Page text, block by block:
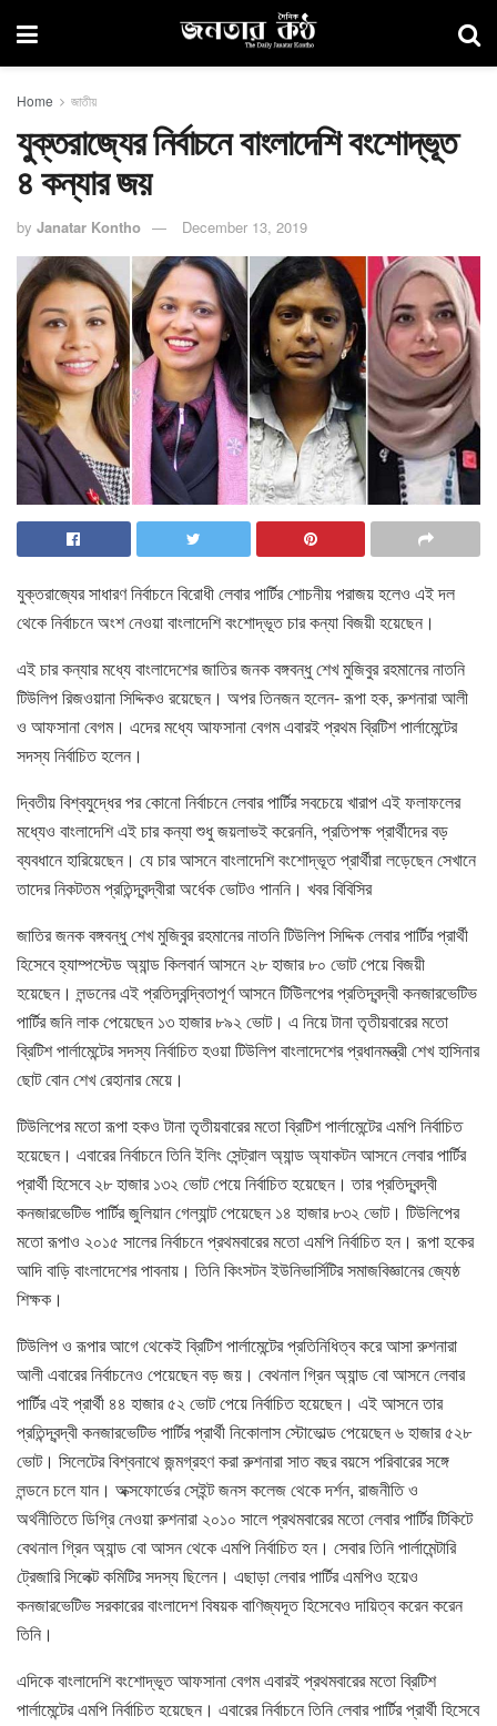
Home জাতীয়
যুক্তরাজ্যের নির্বাচনে বাংলাদেশি বংশোদ্ভূত
৪ কন্যার জয়
by Janatar Kontho December 13, 2019
যুক্তরাজ্যের সাধারণ নির্বাচনে বিরোধী লেবার পার্টির শোচনীয় পরাজয় হলেও এই দল
থেকে নির্বাচনে অংশ নেওয়া বাংলাদেশি বংশোদ্ভূত চার কন্যা বিজয়ী হয়েছেন।
এই চার কন্যার মধ্যে বাংলাদেশের জাতির জনক বঙ্গবন্ধু শেখ মুজিবুর রহমানের নাতনি
টিউলিপ রিজওয়ানা সিদ্দিকও রয়েছেন। অপর তিনজন হলেন- রূপা হক, রুশনারা আলী
ও আফসানা বেগম। এদের মধ্যে আফসানা বেগম এবারই প্রথম ব্রিটিশ পার্লামেন্টের
সদস্য নির্বাচিত হলেন।
দ্বিতীয় বিশ্বযুদ্ধের পর কোনো নির্বাচনে লেবার পার্টির সবচেয়ে খারাপ এই ফলাফলের
মধ্যেও বাংলাদেশি এই চার কন্যা শুধু জয়লাভই করেননি, প্রতিপক্ষ প্রার্থীদের বড়
ব্যবধানে হারিয়েছেন। যে চার আসনে বাংলাদেশি বংশোদ্ভূত প্রার্থীরা লড়েছেন সেখানে
তাদের নিকটতম প্রতিন্দ্বন্দ্বীরা অর্ধেক ভোটও পাননি। খবর বিবিসির
জাতির জনক বঙ্গবন্ধু শেখ মুজিবুর রহমানের নাতনি টিউলিপ সিদ্দিক লেবার পার্টির প্রার্থী
হিসেবে হ্যাম্পস্টেড অ্যান্ড কিলবার্ন আসনে ২৮ হাজার ৮০ ভোট পেয়ে বিজয়ী
হয়েছেন। লন্ডনের এই প্রতিদ্বন্দ্বিতাপূর্ণ আসনে টিউিলপের প্রতিদ্বন্দ্বী কনজারভেটিভ
পার্টির জনি লাক পেয়েছেন ১৩ হাজার ৮৯২ ভোট। এ নিয়ে টানা তৃতীয়বারের মতো
ব্রিটিশ পার্লামেন্টের সদস্য নির্বাচিত হওয়া টিউলিপ বাংলাদেশের প্রধানমন্ত্রী শেখ হাসিনার
ছোট বোন শেখ রেহানার মেয়ে।
টিউলিপের মতো রূপা হকও টানা তৃতীয়বারের মতো ব্রিটিশ পার্লামেন্টের এমপি নির্বাচিত
হয়েছেন। এবারের নির্বাচনে তিনি ইলিং সেন্ট্রাল অ্যান্ড অ্যাকটন আসনে লেবার পার্টির
প্রার্থী হিসেবে ২৮ হাজার ১৩২ ভোট পেয়ে নির্বাচিত হয়েছেন। তার প্রতিদ্বন্দ্বী
কনজারভেটিভ পার্টির জুলিয়ান গেল্যান্ট পেয়েছেন ১৪ হাজার ৮৩২ ভোট। টিউলিপের
মতো রূপাও ২০১৫ সালের নির্বাচনে প্রথমবারের মতো এমপি নির্বাচিত হন। রূপা হকের
আদি বাড়ি বাংলাদেশের পাবনায়। তিনি কিংসটন ইউনিভার্সিটির সমাজবিজ্ঞানের জ্যেষ্ঠ
শিক্ষক।
টিউলিপ ও রূপার আগে থেকেই ব্রিটিশ পার্লামেন্টের প্রতিনিধিত্ব করে আসা রুশনারা
আলী এবারের নির্বাচনেও পেয়েছেন বড় জয়। বেথনাল গ্রিন অ্যান্ড বো আসনে লেবার
পার্টির এই প্রার্থী ৪৪ হাজার ৫২ ভোট পেয়ে নির্বাচিত হয়েছেন। এই আসনে তার
প্রতিন্দ্বন্দ্বী কনজারভেটিভ পার্টির প্রার্থী নিকোলাস স্টোভোল্ড পেয়েছেন ৬ হাজার ৫২৮
ভোট। সিলেটের বিশ্বনাথে জন্মগ্রহণ করা রুশনারা সাত বছর বয়সে পরিবারের সঙ্গে
লন্ডনে চলে যান। অক্সফোর্ডের সেইন্ট জনস কলেজ থেকে দর্শন, রাজনীতি ও
অর্থনীতিতে ডিগ্রি নেওয়া রুশনারা ২০১০ সালে প্রথমবারের মতো লেবার পার্টির টিকিটে
বেথনাল গ্রিন অ্যান্ড বো আসন থেকে এমপি নির্বাচিত হন। সেবার তিনি পার্লামেন্টারি
ট্রেজারি সিলেক্ট কমিটির সদস্য ছিলেন। এছাড়া লেবার পার্টির এমপিও হয়েও
কনজারভেটিভ সরকারের বাংলাদেশ বিষয়ক বাণিজ্যদূত হিসেবেও দায়িত্ব করেন করেন
তিনি।
এদিকে বাংলাদেশি বংশোদ্ভূত আফসানা বেগম এবারই প্রথমবারের মতো ব্রিটিশ
পার্লামেন্টের এমপি নির্বাচিত হয়েছেন। এবারের নির্বাচনে তিনি লেবার পার্টির প্রার্থী হিসেবে